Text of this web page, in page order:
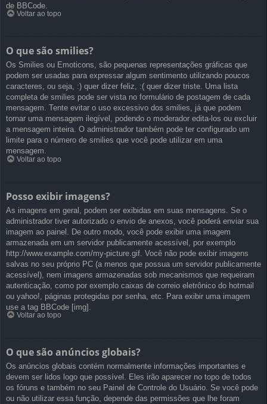
de BBCode.
Voltar ao topo
O que são smilies?
Os Smilies ou Emoticons, são pequenas representações gráficas que
podem ser usadas para expressar algum sentimento utilizando poucos
caracteres, ou seja, :) quer dizer feliz, :( quer dizer triste. Uma lista
completa de smilies pode ser vista no formulário de postagem de cada
mensagem. Tente evitar o uso excessivo dos smilies, já que podem
tornar uma mensagem ilegível, podendo o moderador edita-los ou excluir
a mensagem inteira. O administrador também pode ter configurado um
limite para o número de smilies que você pode utilizar em uma
mensagem.
Voltar ao topo
Posso exibir imagens?
As imagens em geral, podem ser exibidas em suas mensagens. Se o
administrador tiver autorizado o envio de anexos, você poderá enviar sua
imagem ao painel. De outro modo, você pode exibir uma imagem
armazenada em um servidor publicamente acessível, por exemplo
http://www.example.com/my-picture.gif. Você não pode exibir imagens
salvas no seu próprio PC (a menos que possua um servidor publicamente
acessível), nem imagens armazenadas sob mecanismos que requeiram
autenticação, como por exemplo caixas de correio eletrônico do hotmail
ou yahoo!, páginas protegidas por senha, etc. Para exibir uma imagem
use a tag BBCode [img].
Voltar ao topo
O que são anúncios globais?
Os anúncios globais contém normalmente informações importantes e
devem ser lidos logo que possível. Eles irão aparecer no topo de todos
os fóruns e também no seu Painel de Controle do Usuário. Se você pode
ou não utilizar essa função, depende das permissões que lhe foram